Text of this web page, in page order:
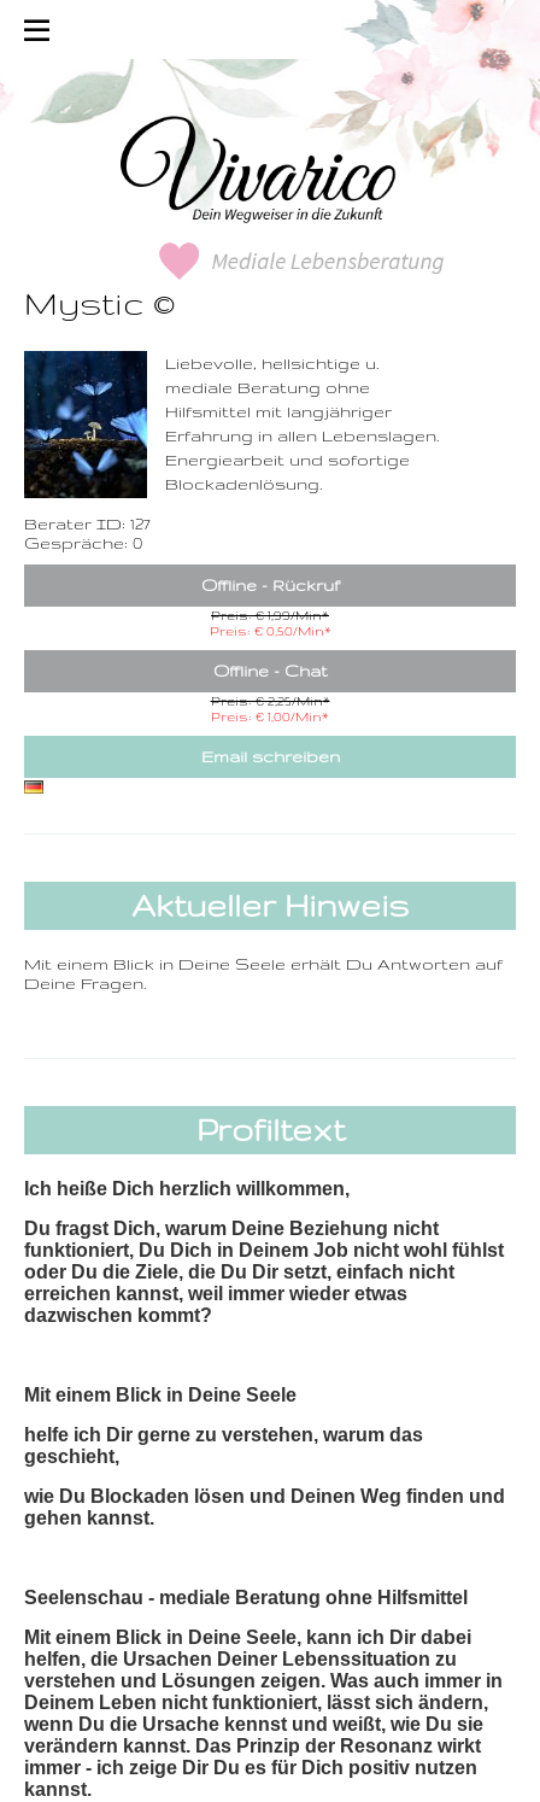
Mystic ©
Liebevolle, hellsichtige u.
mediale Beratung ohne
Hilfsmittel mit langjähriger
Erfahrung in allen Lebenslagen.
Energiearbeit und sofortige
Blockadenlösung.
Berater ID: 127
Gespräche: 0
Offline - Rückruf
Preis: € 1,99/Min*
Preis: € 0,50/Min*
Offline - Chat
Preis: € 2,25/Min*
Preis: € 1,00/Min*
Email schreiben
0900-3 000 468 - 127
1,49 €/Min. inkl. MwSt.
Wählen Sie diese
dem Beratercode
Zurück
Aktueller Hinweis
Mit einem Blick in Deine Seele erhält Du Antworten auf
Deine Fragen.
Profiltext
Ich heiße Dich herzlich willkommen,
Du fragst Dich, warum Deine Beziehung nicht
funktioniert, Du Dich in Deinem Job nicht wohl fühlst
oder Du die Ziele, die Du Dir setzt, einfach nicht
erreichen kannst, weil immer wieder etwas
dazwischen kommt?
Mit einem Blick in Deine Seele
helfe ich Dir gerne zu verstehen, warum das
geschieht,
wie Du Blockaden lösen und Deinen Weg finden und
gehen kannst.
Seelenschau - mediale Beratung ohne Hilfsmittel
Mit einem Blick in Deine Seele, kann ich Dir dabei
helfen, die Ursachen Deiner Lebenssituation zu
verstehen und Lösungen zeigen. Was auch immer in
Deinem Leben nicht funktioniert, lässt sich ändern,
wenn Du die Ursache kennst und weißt, wie Du sie
verändern kannst. Das Prinzip der Resonanz wirkt
immer - ich zeige Dir Du es für Dich positiv nutzen
kannst.